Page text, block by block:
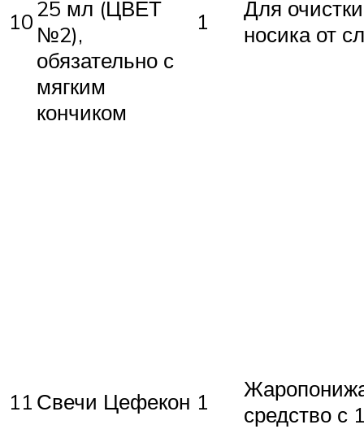
1025 мл (ЦВЕТ
№2),
обязательно с
мягким
кончиком
1
Для очистки
носика от
11 Свечи Цефекон 1
средство с